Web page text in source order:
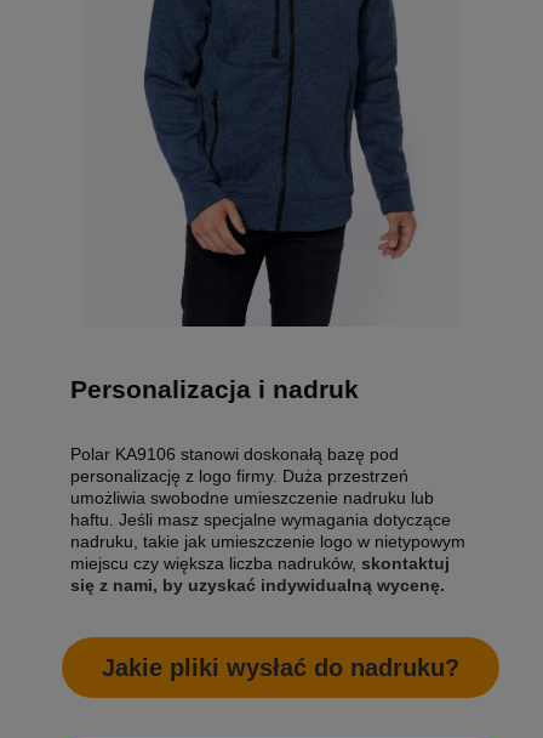
Personalizacja i nadruk
Polar KA9106 stanowi doskonałą bazę pod
personalizację z logo firmy. Duża przestrzeń
umożliwia swobodne umieszczenie nadruku lub
haftu. Jeśli masz specjalne wymagania dotyczące
nadruku, takie jak umieszczenie logo w nietypowym
miejscu czy większa liczba nadruków, skontaktuj
się z nami, by uzyskać indywidualną wycenę.
Jakie pliki wysłać do nadruku?